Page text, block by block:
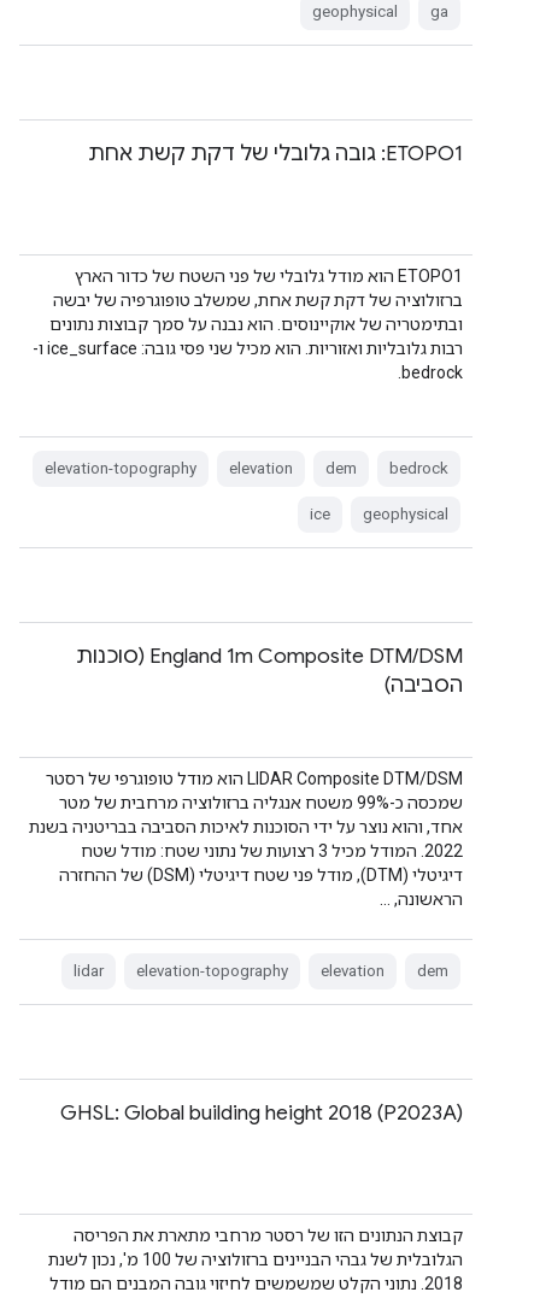
ga
geophysical
‫ETOPO1: גובה גלובלי של דקת קשת אחת
‫ETOPO1 הוא מודל גלובלי של פני השטח של כדור הארץ
ברזולוציה של דקת קשת אחת, שמשלב טופוגרפיה של יבשה
ובתימטריה של אוקיינוסים. הוא נבנה על סמך קבוצות נתונים
רבות גלובליות ואזוריות. הוא מכיל שני פסי גובה: ice_surface ו-
bedrock.
bedrock
dem
elevation
elevation-topography
geophysical
ice
‫England 1m Composite DTM/DSM (סוכנות
הסביבה)
‫LIDAR Composite DTM/DSM הוא מודל טופוגרפי של רסטר
שמכסה כ-99% משטח אנגליה ברזולוציה מרחבית של מטר
אחד, והוא נוצר על ידי הסוכנות לאיכות הסביבה בבריטניה בשנת
2022. המודל מכיל 3 רצועות של נתוני שטח: מודל שטח
דיגיטלי (DTM), מודל פני שטח דיגיטלי (DSM) של ההחזרה
הראשונה, …
dem
elevation
elevation-topography
lidar
GHSL: Global building height 2018 (P2023A)
קבוצת הנתונים הזו של רסטר מרחבי מתארת את הפריסה
הגלובלית של גבהי הבניינים ברזולוציה של 100 מ', נכון לשנת
2018. נתוני הקלט שמשמשים לחיזוי גובה המבנים הם מודל